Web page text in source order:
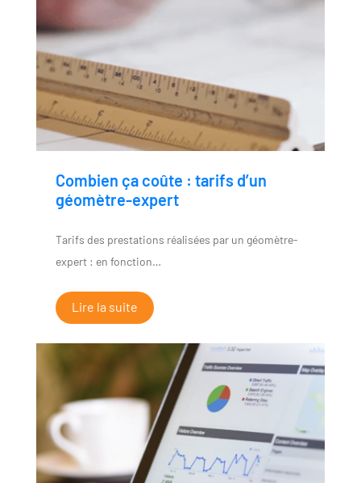
Combien ça coûte : tarifs d’un
géomètre-expert
Tarifs des prestations réalisées par un géomètre-
expert : en fonction…
Lire la suite